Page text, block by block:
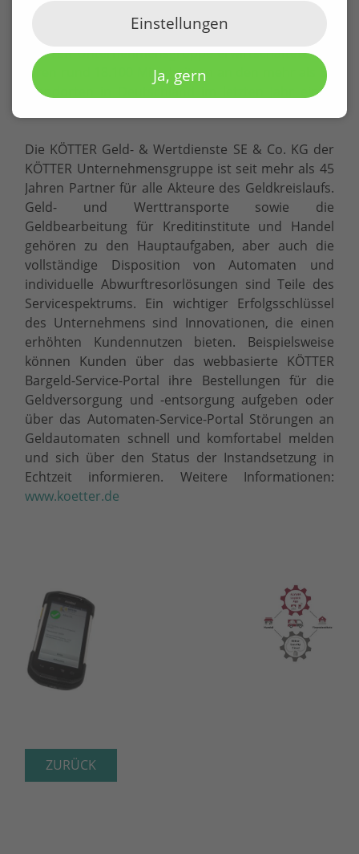
Sicherheitstechnik, Reinigungs- und
Personaldienstleistungen aus einer Hand. Die
KÖTTER Unternehmensgruppe erwirtschaftete mit
ihren rund 18.100 Mitarbeitern an den mehr als 50
Standorten in Deutschland im letzten Jahr einen
Die KÖTTER Geld- & Wertdienste SE & Co. KG der
KÖTTER Unternehmensgruppe ist seit mehr als 45
Jahren Partner für alle Akteure des Geldkreislaufs.
Geld- und Werttransporte sowie die
Geldbearbeitung für Kreditinstitute und Handel
gehören zu den Hauptaufgaben, aber auch die
vollständige Disposition von Automaten und
individuelle Abwurftresorlösungen sind Teile des
Servicespektrums. Ein wichtiger Erfolgsschlüssel
des Unternehmens sind Innovationen, die einen
erhöhten Kundennutzen bieten. Beispielsweise
können Kunden über das webbasierte KÖTTER
Bargeld-Service-Portal ihre Bestellungen für die
Geldversorgung und -entsorgung aufgeben oder
über das Automaten-Service-Portal Störungen an
Geldautomaten schnell und komfortabel melden
und sich über den Status der Instandsetzung in
Echtzeit informieren. Weitere Informationen:
www.koetter.de
ZURÜCK
Einstellungen
Ja, gern